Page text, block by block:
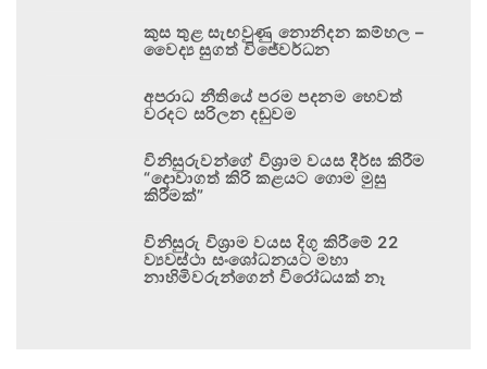
කුස තුළ සැඟවුණු නොනිදන කම්හල –
වෛද්‍ය සුගත් විජේවර්ධන
අපරාධ නීතියේ පරම පදනම හෙවත්
වරදට සරිලන දඬුවම
විනිසුරුවන්ගේ විශ්‍රාම වයස දීර්ඝ කිරීම
“දොවාගත් කිරි කළයට ගොම මුසු
කිරීමක්”
විනිසුරු විශ්‍රාම වයස දිගු කිරීමේ 22
ව්‍යවස්ථා සංශෝධනයට මහා
නාහිමිවරුන්ගෙන් විරෝධයක් නෑ